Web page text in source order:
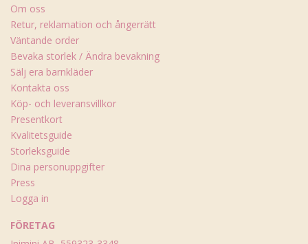
Om oss
Retur, reklamation och ångerrätt
Väntande order
Bevaka storlek / Ändra bevakning
Sälj era barnkläder
Kontakta oss
Köp- och leveransvillkor
Presentkort
Kvalitetsguide
Storleksguide
Dina personuppgifter
Press
Logga in
FÖRETAG